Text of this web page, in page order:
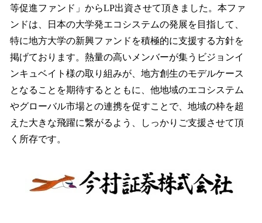
等促進ファンド」からLP出資させて頂きました。本ファ
ンドは、日本の大学発エコシステムの発展を目指して、
特に地方大学の新興ファンドを積極的に支援する方針を
掲げております。熱量の高いメンバーが集うビジョンイ
ンキュベイト様の取り組みが、地方創生のモデルケース
となることを期待するとともに、他地域のエコシステム
やグローバル市場との連携を促すことで、地域の枠を超
えた大きな飛躍に繋がるよう、しっかりご支援させて頂
く所存です。